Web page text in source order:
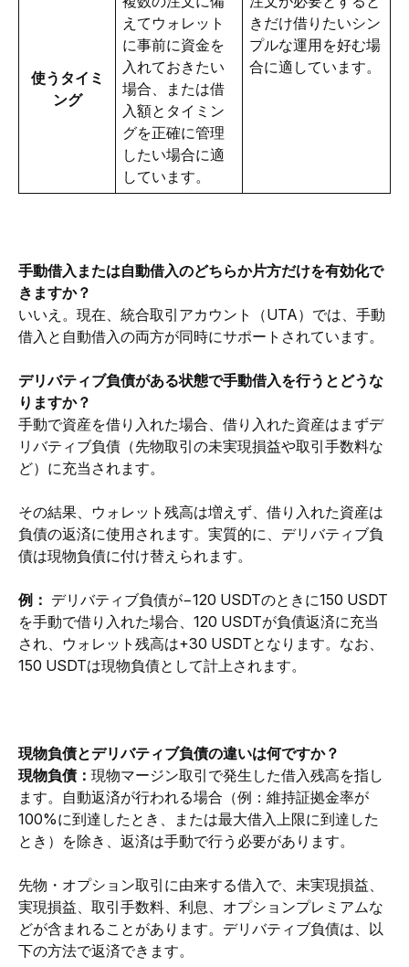
使うタイミ
ング
えてウォレット
に事前に資金を
入れておきたい
場合、または借
入額とタイミン
グを正確に管理
したい場合に適
しています。
きだけ借りたいシン
プルな運用を好む場
合に適しています。
手動借入または自動借入のどちらか片方だけを有効化で
きますか？
いいえ。現在、統合取引アカウント（UTA）では、手動
借入と自動借入の両方が同時にサポートされています。
デリバティブ負債がある状態で手動借入を行うとどうな
りますか？
手動で資産を借り入れた場合、借り入れた資産はまずデ
リバティブ負債（先物取引の未実現損益や取引手数料な
ど）に充当されます。
その結果、ウォレット残高は増えず、借り入れた資産は
負債の返済に使用されます。実質的に、デリバティブ負
債は現物負債に付け替えられます。
例： デリバティブ負債が−120 USDTのときに150 USDT
を手動で借り入れた場合、120 USDTが負債返済に充当
され、ウォレット残高は+30 USDTとなります。なお、
150 USDTは現物負債として計上されます。
現物負債とデリバティブ負債の違いは何ですか？
現物負債： 現物マージン取引で発生した借入残高を指し
ます。自動返済が行われる場合（例：維持証拠金率が
100%に到達したとき、または最大借入上限に到達した
とき）を除き、返済は手動で行う必要があります。
先物・オプション取引に由来する借入で、未実現損益、
実現損益、取引手数料、利息、オプションプレミアムな
どが含まれることがあります。デリバティブ負債は、以
下の方法で返済できます。